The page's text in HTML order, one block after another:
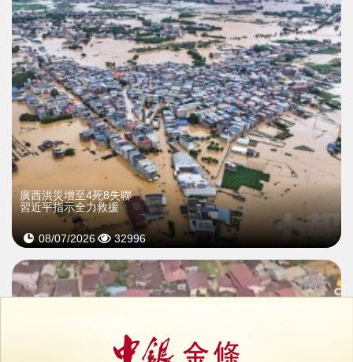
廣西洪災增至4死8失聯
習近平指示全力救援
08/07/2026 32996